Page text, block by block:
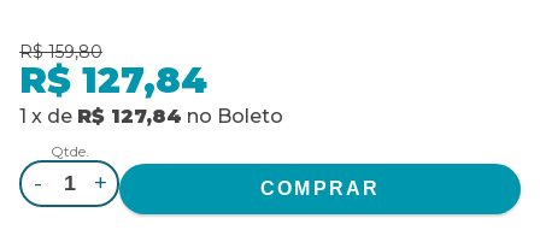
R$ 159,80
R$ 127,84
1 x de R$ 127,84 no Boleto
Qtde.
- +